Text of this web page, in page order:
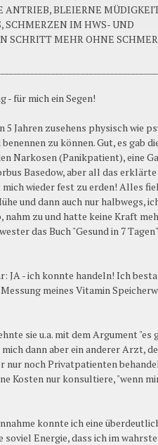
ANTRIEB, BLEIERNE
SCHMERZEN IM HWS- UND
SCHRITT MEHR OHNE
für mich ein Segen!
5 Jahren zusehens physisch wie
zu können. Gut, es gab
Narkosen (Panikpatient), eine
Basedow, aber all das
wieder fest zu erden! Alles
und dann auch nur halbwegs,
zu und hatte keine Kraft
das Buch "Gesund in 7
JA - ich konnte handeln! Ich
meines Vitamin
sie u.a. mit dem Argument "es
dann aber ein anderer Arzt,
nur noch Privatpatienten
Kosten nur konsultiere, "wenn
konnte ich eine
Energie, dass ich im